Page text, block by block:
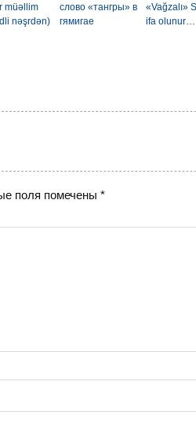
müəllim
nəşrdən)
слово «тангры» в
гямигае
«Vağzalı»
ifa olunur…
поля помечены*